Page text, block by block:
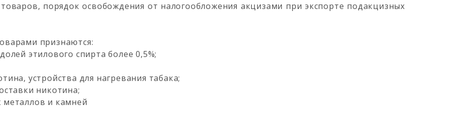
порядок освобождения от налогообложения акцизами при экспорте подакцизных
признаются:
этилового спирта более 0,5%;
устройства для нагревания табака;
никотина;
и камней